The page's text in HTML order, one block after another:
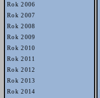
Rok 2006
Rok 2007
Rok 2008
Rok 2009
Rok 2010
Rok 2011
Rok 2012
Rok 2013
Rok 2014